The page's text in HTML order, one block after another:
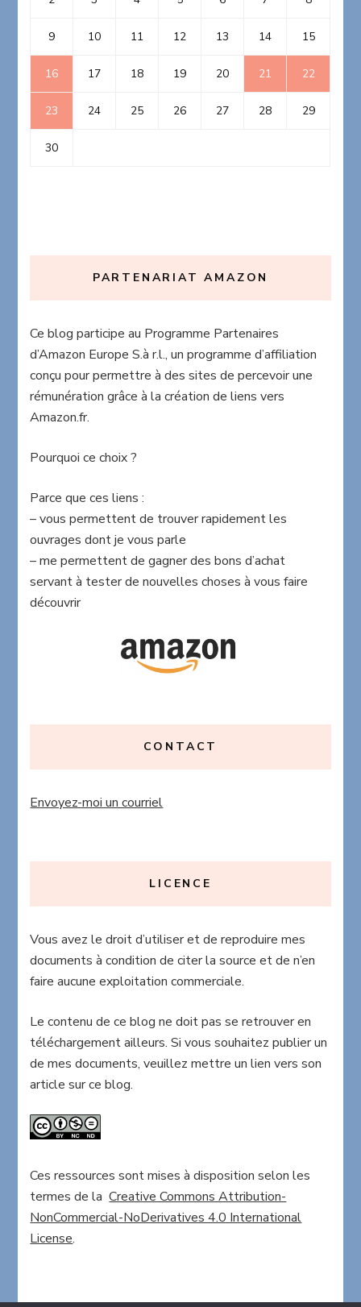
9 10 11 12 13 14 15
16 17 18 19 20 21 22
23 24 25 26 27 28 29
30
PARTENARIAT AMAZON
Ce blog participe au Programme Partenaires
d’Amazon Europe S.à r.l., un programme d’affiliation
conçu pour permettre à des sites de percevoir une
rémunération grâce à la création de liens vers
Amazon.fr.
Pourquoi ce choix ?
Parce que ces liens :
– vous permettent de trouver rapidement les
ouvrages dont je vous parle
– me permettent de gagner des bons d’achat
servant à tester de nouvelles choses à vous faire
découvrir
CONTACT
Envoyez-moi un courriel
LICENCE
Vous avez le droit d’utiliser et de reproduire mes
documents à condition de citer la source et de n’en
faire aucune exploitation commerciale.
Le contenu de ce blog ne doit pas se retrouver en
téléchargement ailleurs. Si vous souhaitez publier un
de mes documents, veuillez mettre un lien vers son
article sur ce blog.
Ces ressources sont mises à disposition selon les
termes de laCreative Commons Attribution-
NonCommercial-NoDerivatives 4.0 International
License.